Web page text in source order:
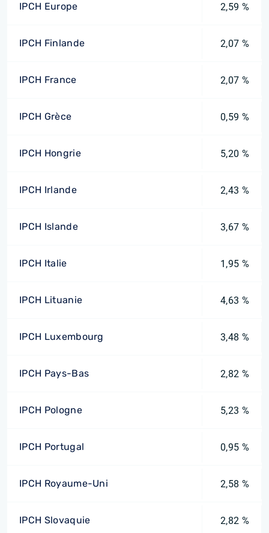
IPCH Europe 2,59 %
IPCH Finlande 2,07 %
IPCH France 2,07 %
IPCH Grèce 0,59 %
IPCH Hongrie 5,20 %
IPCH Irlande 2,43 %
IPCH Islande 3,67 %
IPCH Italie 1,95 %
IPCH Lituanie 4,63 %
IPCH Luxembourg 3,48 %
IPCH Pays-Bas 2,82 %
IPCH Pologne 5,23 %
IPCH Portugal 0,95 %
IPCH Royaume-Uni 2,58 %
IPCH Slovaquie 2,82 %